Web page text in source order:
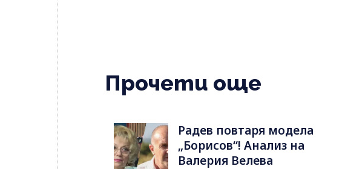
Прочети още
Радев повтаря модела
„Борисов“! Анализ на
Валерия Велева